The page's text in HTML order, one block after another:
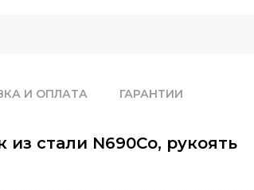
И ОПЛАТА ГАРАНТИИ
стали N690Co, рукоять